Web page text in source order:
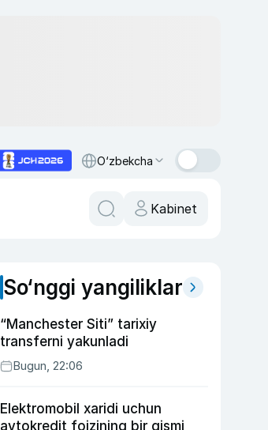
O‘zbekcha
Kabinet
So‘nggi yangiliklar
“Manchester Siti” tarixiy
transferni yakunladi
Bugun, 22:06
Elektromobil xaridi uchun
avtokredit foizining bir qismi